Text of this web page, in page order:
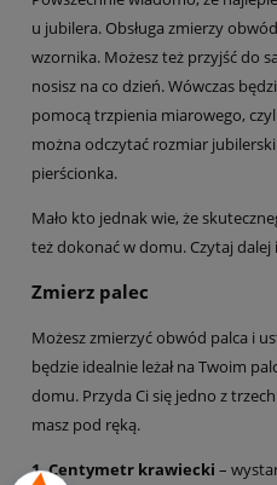
u jubilera. Obsługa zmierzy
wzornika. Możesz też przyjść do
nosisz na co dzień. Wówczas
pomocą trzpienia miarowego,
można odczytać rozmiar
pierścionka.
Mało kto jednak wie, że
też dokonać w domu. Czytaj
Zmierz palec
Możesz zmierzyć obwód palca i
będzie idealnie leżał na Twoim
domu. Przyda Ci się jedno z
masz pod ręką.
1. Centymetr krawiecki –